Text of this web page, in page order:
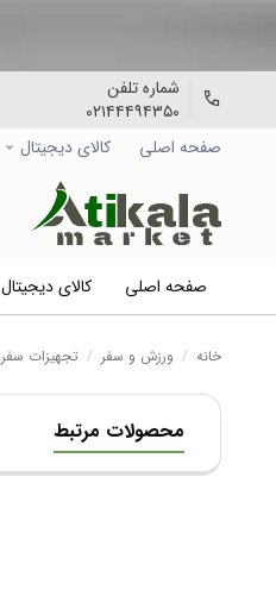
شماره تلفن
۰۲۱۴۴۴۹۴۳۵۰
صفحه اصلی
کالاي دیجیتال
صفحه اصلی کالاي دیجیتال
خانه / ورزش و سفر / تجهیزات سفر
محصولات مرتبط